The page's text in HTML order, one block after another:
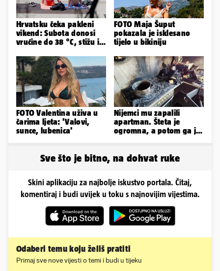
Hrvatsku čeka pakleni
vikend: Subota donosi
vrućine do 38 °C, stižu i
FOTO Maja Šuput
pokazala je isklesano
tijelo u bikiniju
FOTO Valentina uživa u
čarima ljeta: 'Valovi,
sunce, lubenica'
Nijemci mu zapalili
apartman. Šteta je
ogromna, a potom ga je
Sve što je bitno, na dohvat ruke
Skini aplikaciju za najbolje iskustvo portala. Čitaj,
komentiraj i budi uvijek u toku s najnovijim vijestima.
Odaberi temu koju želiš pratiti
Primaj sve nove vijesti o temi i budi u tijeku